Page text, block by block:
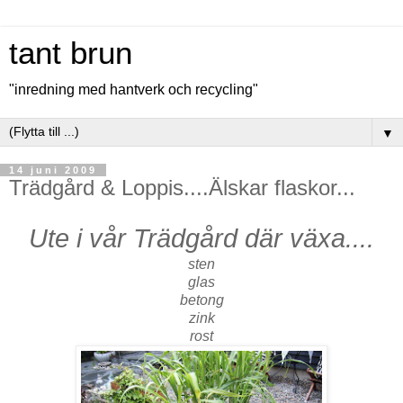
tant brun
"inredning med hantverk och recycling"
▼
14 juni 2009
Trädgård & Loppis....Älskar flaskor...
Ute i vår Trädgård där växa....
sten
glas
betong
zink
rost